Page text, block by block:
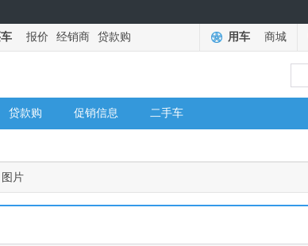
报价 经销商 贷款购 用车 商城
贷款购 促销信息 二手车
图片